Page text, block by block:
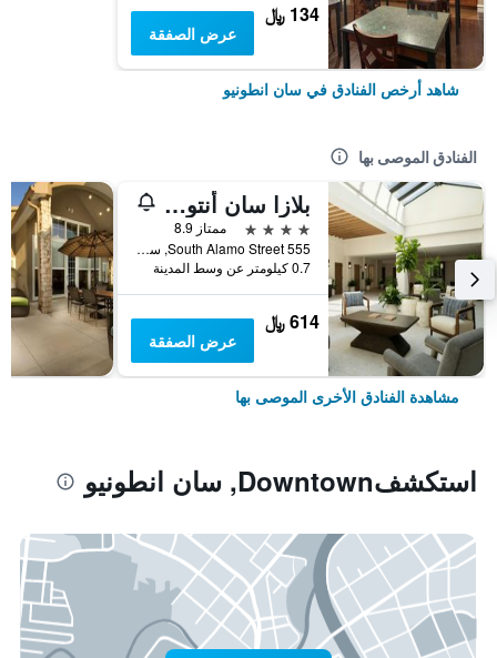
134 ﷼
عرض الصفقة
شاهد أرخص الفنادق في سان انطونيو
الفنادق الموصى بها
بلازا سان أنتونيو هوتل آند سبا، أوتوجراف كوليكشن
4 نجوم
ممتاز 8.9
555 South Alamo Street, سان انطونيو, TX, الولايات المتحدة الأميريكية
0.7 كيلومتر عن وسط المدينة
614 ﷼
عرض الصفقة
مشاهدة الفنادق الأخرى الموصى بها
استكشفDowntown, سان انطونيو